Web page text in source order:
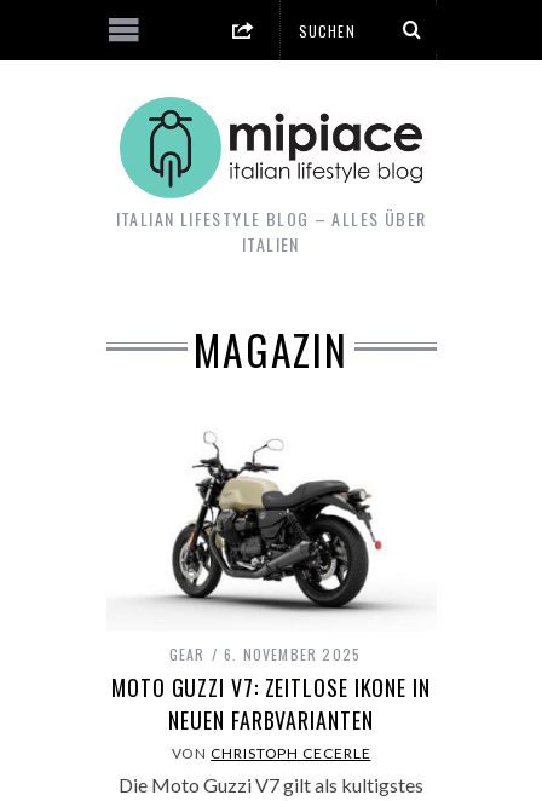
ITALIAN LIFESTYLE BLOG – ALLES ÜBER
ITALIEN
MAGAZIN
GEAR 6. NOVEMBER 2025
MOTO GUZZI V7: ZEITLOSE IKONE IN
NEUEN FARBVARIANTEN
VONCHRISTOPH CECERLE
Die Moto Guzzi V7 gilt als kultigstes